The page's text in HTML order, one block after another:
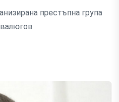
престъпна група